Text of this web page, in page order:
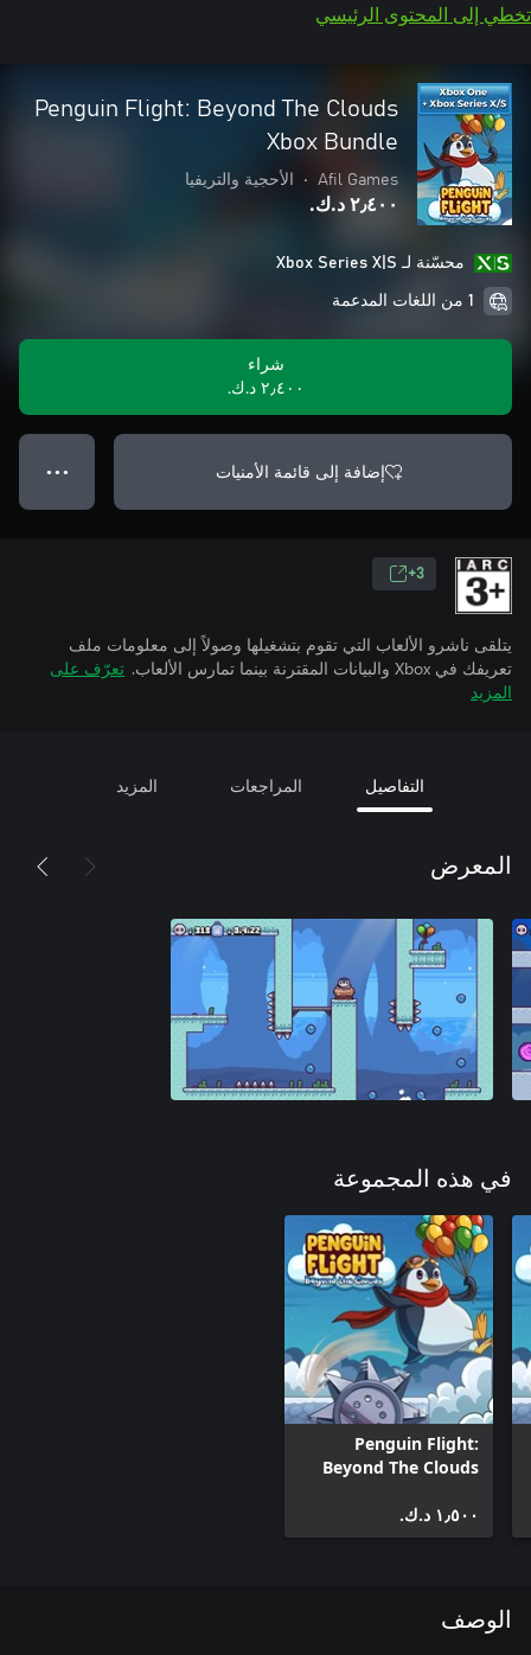
تخطي إلى المحتوى الرئيسي
Penguin Flight: Beyond The Clouds
Xbox Bundle
Afil Games
• الأحجية والتريفيا
٢٫٤٠٠ د.ك.‏
محسّنة لـ Xbox Series X|S
1 من اللغات المدعمة
شراء
٢٫٤٠٠ د.ك.‏
إضافة إلى قائمة الأمنيات ● ● ●
3+
يتلقى ناشرو الألعاب التي تقوم بتشغيلها وصولاً إلى معلومات ملف
تعريفك في Xbox والبيانات المقترنة بينما تمارس الألعاب.
تعرّف على
المزيد
التفاصيل المراجعات المزيد
المعرض
في هذه المجموعة
Penguin Flight:
Beyond The Clouds
١٫٥٠٠ د.ك.‏
الوصف